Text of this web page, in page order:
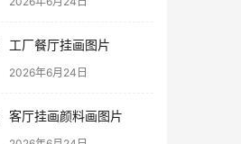
工厂餐厅挂画图片
2026年6月24日
客厅挂画颜料画图片